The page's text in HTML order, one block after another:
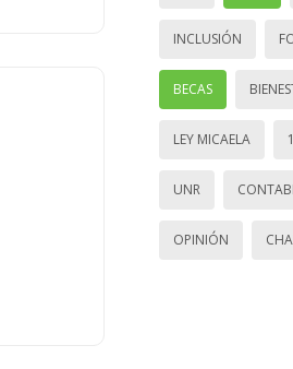
INCLUSIÓN
BECAS
LEY MICAELA
UNR
OPINIÓN